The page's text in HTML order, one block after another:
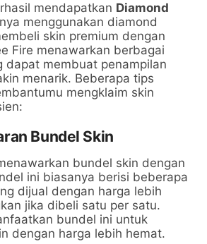
mendapatkan Diamond
menggunakan diamond
skin premium dengan
Fire menawarkan berbagai
dapat membuat penampilan
menarik. Beberapa tips
mengklaim skin
Bundel Skin
bundel skin dengan
ini biasanya berisi beberapa
dijual dengan harga lebih
jika dibeli satu per satu.
bundel ini untuk
dengan harga lebih hemat.